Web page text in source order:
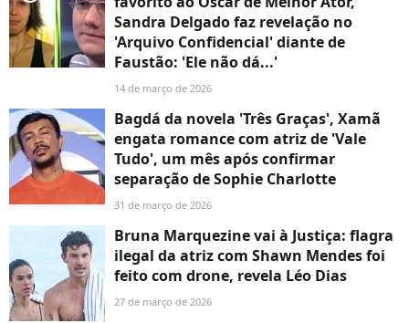
Sandra Delgado faz revelação no
'Arquivo Confidencial' diante de
Faustão: 'Ele não dá...'
14 de março de 2026
Bagdá da novela 'Três Graças', Xamã
engata romance com atriz de 'Vale
Tudo', um mês após confirmar
separação de Sophie Charlotte
31 de março de 2026
Bruna Marquezine vai à Justiça: flagra
ilegal da atriz com Shawn Mendes foi
feito com drone, revela Léo Dias
27 de março de 2026